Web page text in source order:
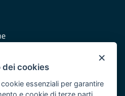
Puglia
del POR Puglia 2014/2020 -
×
dei cookies
essenziali per garantire
e cookie di terze parti